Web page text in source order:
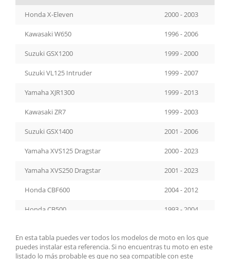
Honda X-Eleven 2000 - 2003
Kawasaki W650 1996 - 2006
Suzuki GSX1200 1999 - 2000
Suzuki VL125 Intruder 1999 - 2007
Yamaha XJR1300 1999 - 2013
Kawasaki ZR7 1999 - 2003
Suzuki GSX1400 2001 - 2006
Yamaha XVS125 Dragstar 2000 - 2023
Yamaha XVS250 Dragstar 2001 - 2023
Honda CBF600 2004 - 2012
Honda CB500 1993 - 2004
Honda CB900F Hornet 2002 - 2005
En esta tabla puedes ver todos los modelos de moto en los que
puedes instalar esta referencia. Si no encuentras tu moto en este
listado lo más probable es que no sea compatible con este